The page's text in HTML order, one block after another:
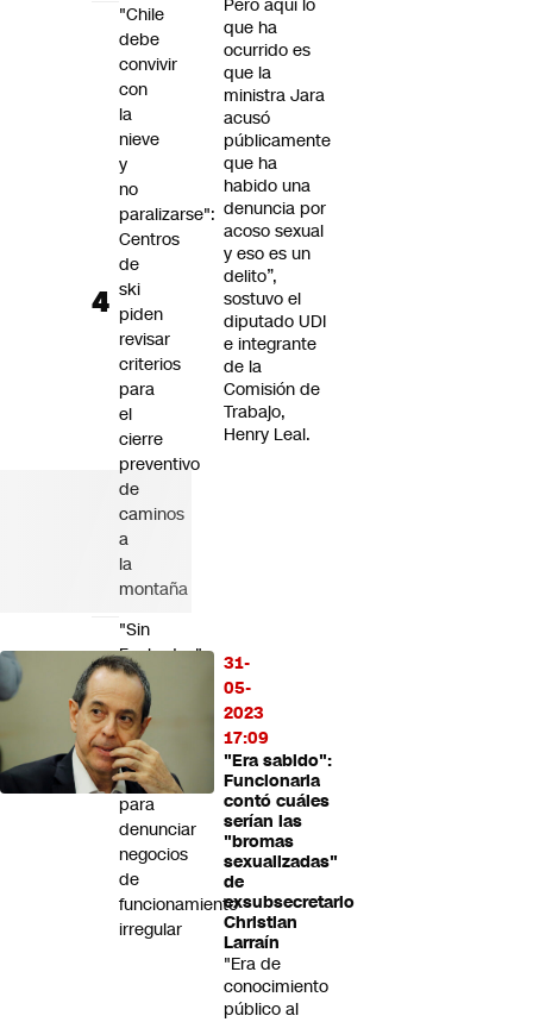
Pero aquí lo
que ha
ocurrido es
que la
ministra Jara
acusó
públicamente
que ha
habido una
denuncia por
acoso sexual
y eso es un
delito”,
sostuvo el
diputado UDI
e integrante
de la
Comisión de
Trabajo,
Henry Leal.
31-
05-
2023
17:09
"Era sabido":
Funcionaria
contó cuáles
serían las
"bromas
sexualizadas"
de
exsubsecretario
Christian
Larraín
"Era de
conocimiento
público al
"Chile
debe
convivir
con
la
nieve
y
no
paralizarse":
Centros
de
ski
piden
revisar
criterios
para
el
cierre
preventivo
de
caminos
a
la
montaña
"Sin
Fachadas":
CNC
y
SII
lanzan
plataforma
para
denunciar
negocios
de
funcionamiento
irregular